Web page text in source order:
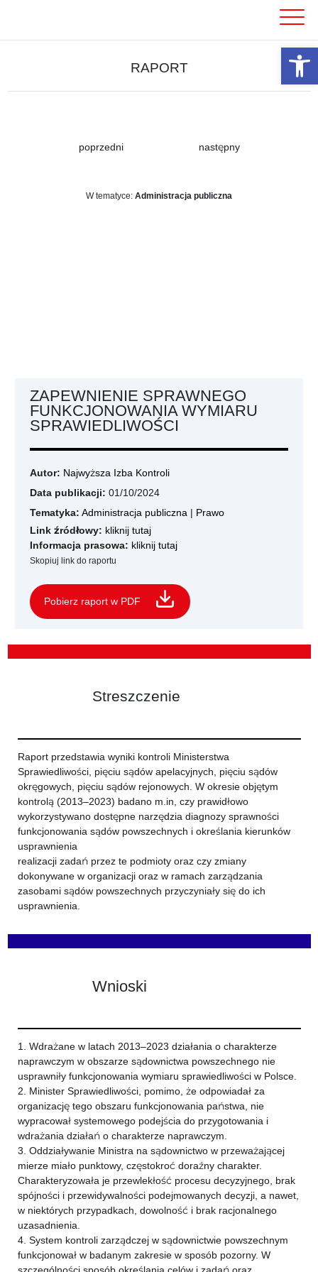
RAPORT
poprzedni następny
W tematyce: Administracja publiczna
ZAPEWNIENIE SPRAWNEGO
FUNKCJONOWANIA WYMIARU
SPRAWIEDLIWOŚCI
Autor: Najwyższa Izba Kontroli
Data publikacji: 01/10/2024
Tematyka: Administracja publiczna | Prawo
Link źródłowy: kliknij tutaj
Informacja prasowa: kliknij tutaj
Skopiuj link do raportu
Pobierz raport w PDF
Streszczenie
Raport przedstawia wyniki kontroli Ministerstwa
Sprawiedliwości, pięciu sądów apelacyjnych, pięciu sądów
okręgowych, pięciu sądów rejonowych. W okresie objętym
kontrolą (2013–2023) badano m.in, czy prawidłowo
wykorzystywano dostępne narzędzia diagnozy sprawności
funkcjonowania sądów powszechnych i określania kierunków
usprawnienia
realizacji zadań przez te podmioty oraz czy zmiany
dokonywane w organizacji oraz w ramach zarządzania
zasobami sądów powszechnych przyczyniały się do ich
usprawnienia.
Wnioski
1. Wdrażane w latach 2013–2023 działania o charakterze
naprawczym w obszarze sądownictwa powszechnego nie
usprawniły funkcjonowania wymiaru sprawiedliwości w Polsce.
2. Minister Sprawiedliwości, pomimo, że odpowiadał za
organizację tego obszaru funkcjonowania państwa, nie
wypracował systemowego podejścia do przygotowania i
wdrażania działań o charakterze naprawczym.
3. Oddziaływanie Ministra na sądownictwo w przeważającej
mierze miało punktowy, częstokroć doraźny charakter.
Charakteryzowała je przewlekłość procesu decyzyjnego, brak
spójności i przewidywalności podejmowanych decyzji, a nawet,
w niektórych przypadkach, dowolność i brak racjonalnego
uzasadnienia.
4. System kontroli zarządczej w sądownictwie powszechnym
funkcjonował w badanym zakresie w sposób pozorny. W